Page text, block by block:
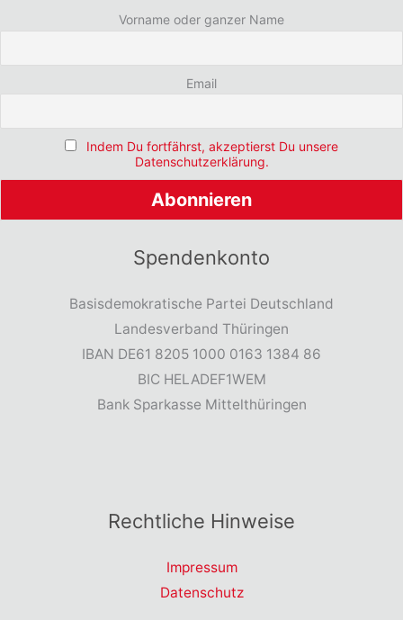
Vorname oder ganzer Name
Email
Indem Du fortfährst, akzeptierst Du unsere
Datenschutzerklärung.
Spendenkonto
Basisdemokratische Partei Deutschland
Landesverband Thüringen
IBAN DE61 8205 1000 0163 1384 86
BIC HELADEF1WEM
Bank Sparkasse Mittelthüringen
Rechtliche Hinweise
Impressum
Datenschutz